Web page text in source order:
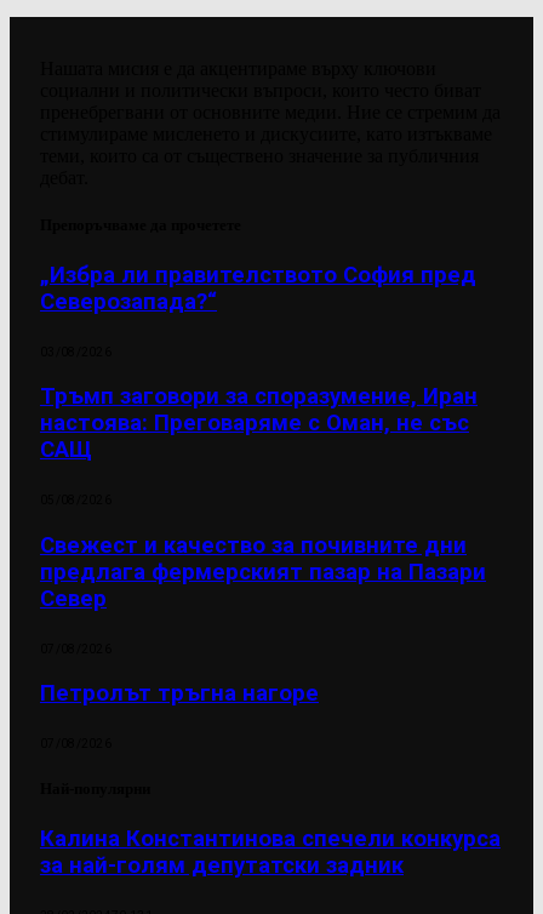
„Избра ли правителството София пред
Северозапада?“
Тръмп заговори за споразумение, Иран
настоява: Преговаряме с Оман, не със
САЩ
Свежест и качество за почивните дни
предлага фермерският пазар на Пазари
Север
Петролът тръгна нагоре
Калина Константинова спечели конкурса
за най-голям депутатски задник